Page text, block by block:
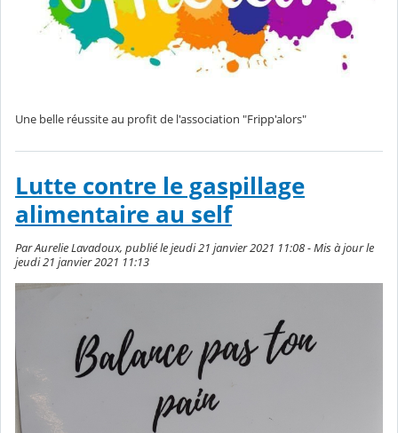
Une belle réussite au profit de l'association "Fripp'alors"
Lutte contre le gaspillage
alimentaire au self
Par Aurelie Lavadoux, publié le jeudi 21 janvier 2021 11:08 - Mis à jour le
jeudi 21 janvier 2021 11:13